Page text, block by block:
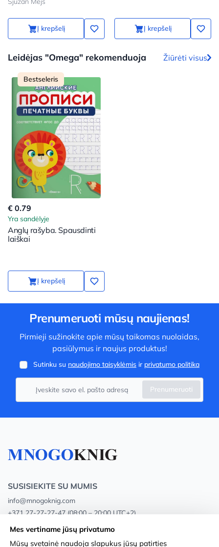
Į krepšelį Į krepšelį
Leidėjas "Omega" rekomenduoja Žiūrėti visus
Bestseleris
€ 0.79
Yra sandėlyje
Anglų rašyba. Spausdinti
laiškai
Į krepšelį
Prenumeruoti mūsų naujienas!
Pirmieji sužinokite apie mūsų taikomas nuolaidas,
pasiūlymus ir naujus produktus!
Sutinku su naudojimo taisyklėmis ir privatumo politika
Prenumeruoti
SUSISIEKITE SU MUMIS
info@mnogoknig.com
+371 27-27-27-47 (08:00 – 20:00 UTC+2)
Rīga, Augusta Deglava 69d, LV-1082
Mes vertiname jūsų privatumo
Mūsų svetainė naudoja slapukus jūsų patirties